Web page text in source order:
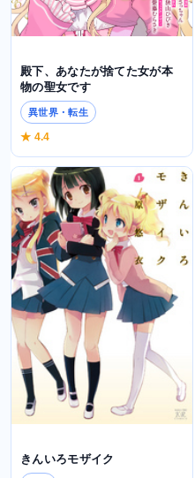
殿下、あなたが捨てた女が本
物の聖女です
異世界・転生
★ 4.4
きんいろモザイク